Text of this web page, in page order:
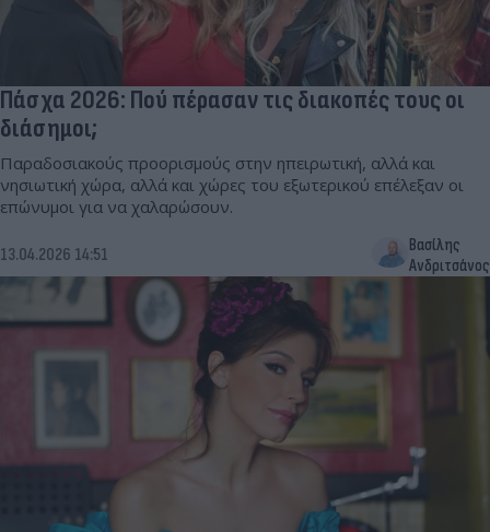
Πάσχα 2026: Πού πέρασαν τις διακοπές τους οι
διάσημοι;
Παραδοσιακούς προορισμούς στην ηπειρωτική, αλλά και
νησιωτική χώρα, αλλά και χώρες του εξωτερικού επέλεξαν οι
επώνυμοι για να χαλαρώσουν.
13.04.2026 14:51
Βασίλης
Ανδριτσάνος